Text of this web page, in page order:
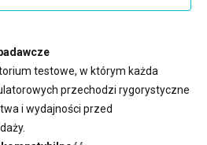
testowe, w którym każda
przechodzi rygorystyczne
i wydajności przed